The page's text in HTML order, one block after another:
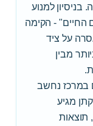
משנה. בניסיון למנוע
החיים" - הקימה
ואסרה על ציד
מבין
במרכז נחשב
מגיע
תוצאות